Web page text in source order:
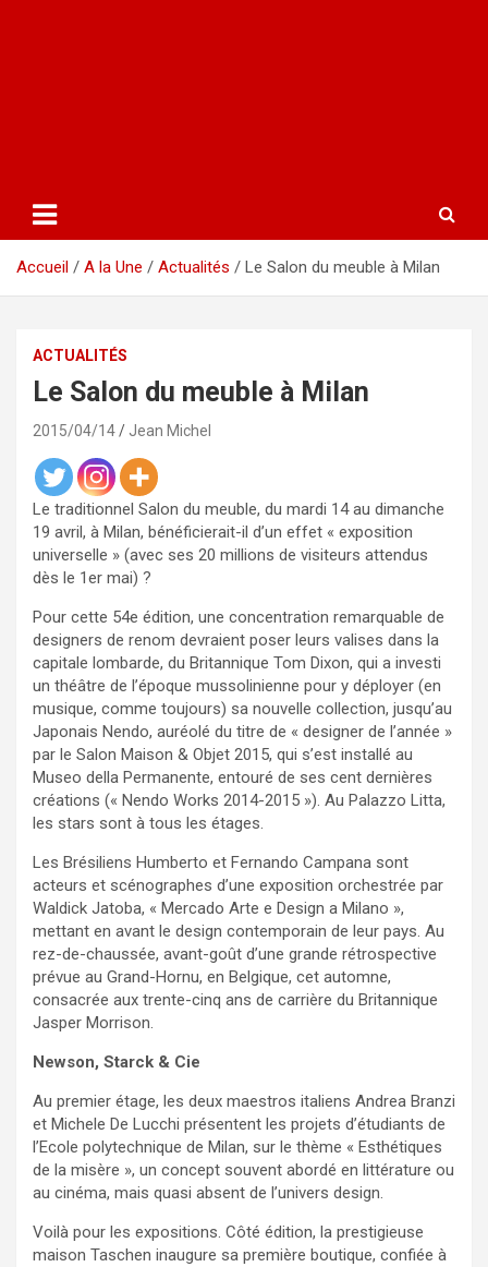
Accueil A la Une Actualités Le Salon du meuble à Milan
ACTUALITÉS
Le Salon du meuble à Milan
2015/04/14 Jean Michel
Le traditionnel Salon du meuble, du mardi 14 au dimanche
19 avril, à Milan, bénéficierait-il d’un effet « exposition
universelle » (avec ses 20 millions de visiteurs attendus
dès le 1er mai) ?
Pour cette 54e édition, une concentration remarquable de
designers de renom devraient poser leurs valises dans la
capitale lombarde, du Britannique Tom Dixon, qui a investi
un théâtre de l’époque mussolinienne pour y déployer (en
musique, comme toujours) sa nouvelle collection, jusqu’au
Japonais Nendo, auréolé du titre de « designer de l’année »
par le Salon Maison & Objet 2015, qui s’est installé au
Museo della Permanente, entouré de ses cent dernières
créations (« Nendo Works 2014-2015 »). Au Palazzo Litta,
les stars sont à tous les étages.
Les Brésiliens Humberto et Fernando Campana sont
acteurs et scénographes d’une exposition orchestrée par
Waldick Jatoba, « Mercado Arte e Design a Milano »,
mettant en avant le design contemporain de leur pays. Au
rez-de-chaussée, avant-goût d’une grande rétrospective
prévue au Grand-Hornu, en Belgique, cet automne,
consacrée aux trente-cinq ans de carrière du Britannique
Jasper Morrison.
Newson, Starck & Cie
Au premier étage, les deux maestros italiens Andrea Branzi
et Michele De Lucchi présentent les projets d’étudiants de
l’Ecole polytechnique de Milan, sur le thème « Esthétiques
de la misère », un concept souvent abordé en littérature ou
au cinéma, mais quasi absent de l’univers design.
Voilà pour les expositions. Côté édition, la prestigieuse
maison Taschen inaugure sa première boutique, confiée à